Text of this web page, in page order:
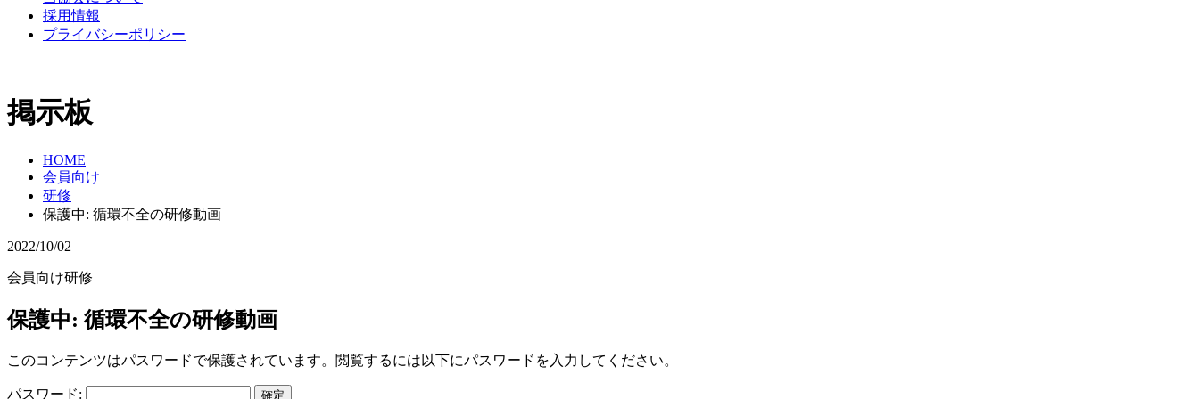
採用情報
プライバシーポリシー
掲示板
HOME
会員向け
研修
保護中: 循環不全の研修動画
2022/10/02
会員向け研修
保護中: 循環不全の研修動画
このコンテンツはパスワードで保護されています。閲覧するには以下にパスワードを入力してください。
パスワード: